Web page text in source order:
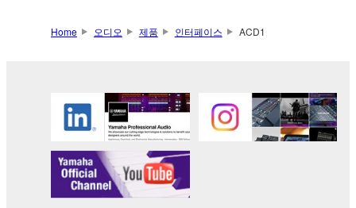
Home 오디오 제품 인터페이스 ACD1